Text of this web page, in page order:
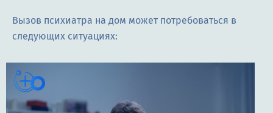
Вызов психиатра на дом может потребоваться в
следующих ситуациях: